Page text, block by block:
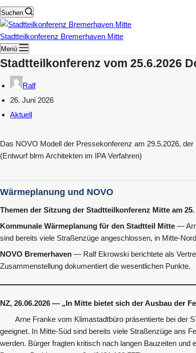
Suchen
Stadtteilkonferenz Bremerhaven Mitte
Menü
Stadtteilkonferenz vom 25.6.2026
Ralf
26. Juni 2026
Aktuell
Das NOVO Modell der Pressekonferenz am 29.5.2026,
(Entwurf blrm Architekten im IPA Verfahren)
Wärmeplanung und NOVO
Themen der Sitzung der Stadtteilkonferenz Mitte am 25.
Kommunale Wärmeplanung für den Stadtteil Mitte —
sind bereits viele Straßenzüge angeschlossen, in Mitte-
NOVO Bremerhaven — Ralf Ekrowski berichtete als
Zusammenstellung dokumentiert die wesentlichen Punkte.
NZ, 26.06.2026 — „In Mitte bietet sich der Ausbau der
Arne Franke vom Klimastadtbüro präsentierte bei der
geeignet. In Mitte-Süd sind bereits viele Straßenzüge ans
werden. Bürger fragten kritisch nach langen Bauzeiten